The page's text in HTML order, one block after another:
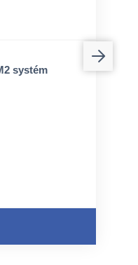
systém